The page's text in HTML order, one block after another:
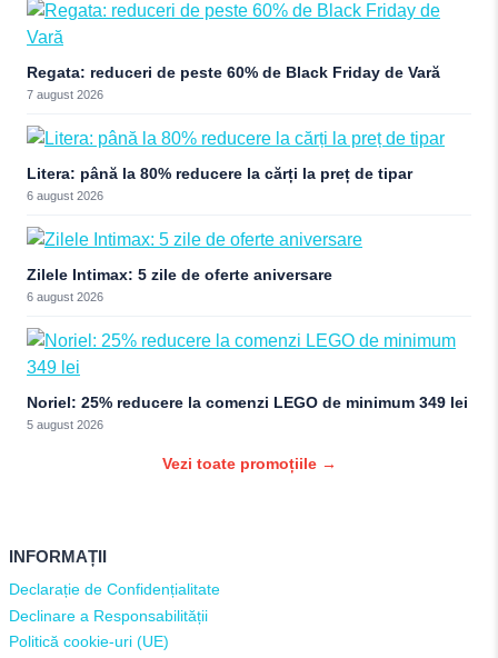
Regata: reduceri de peste 60% de Black Friday de Vară
7 august 2026
Litera: până la 80% reducere la cărți la preț de tipar
6 august 2026
Zilele Intimax: 5 zile de oferte aniversare
6 august 2026
Noriel: 25% reducere la comenzi LEGO de minimum 349 lei
5 august 2026
Vezi toate promoțiile →
INFORMAȚII
Declarație de Confidențialitate
Declinare a Responsabilității
Politică cookie-uri (UE)